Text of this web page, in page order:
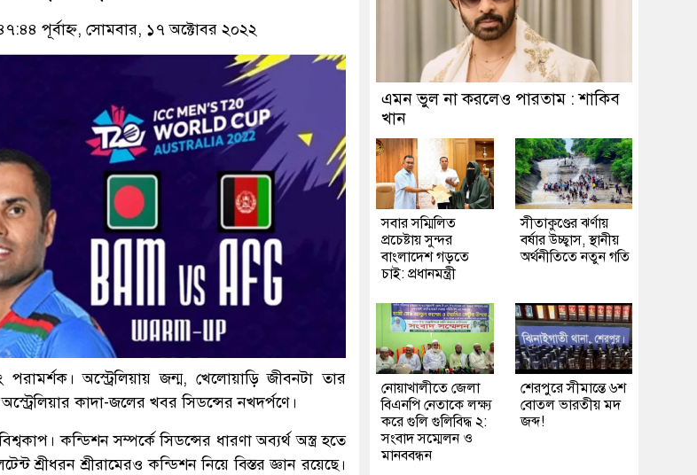
পূর্বাহ্ন, সোমবার, ১৭ অক্টোবর ২০২২
পরামর্শক। অস্ট্রেলিয়ায় জন্ম, খেলোয়াড়ি জীবনটা তার
কাদা-জলের খবর সিডন্সের নখদর্পণে।
কন্ডিশন সম্পর্কে সিডন্সের ধারণা অব্যর্থ অস্ত্র হতে
শ্রীধরন শ্রীরামেরও কন্ডিশন নিয়ে বিস্তর জ্ঞান রয়েছে।
এমন ভুল না করলেও পারতাম : শাকিব
খান
সবার সম্মিলিত
প্রচেষ্টায় সুন্দর
বাংলাদেশ গড়তে
চাই: প্রধানমন্ত্রী
সীতাকুণ্ডের ঝর্ণায়
বর্ষার উচ্ছ্বাস, স্থানীয়
অর্থনীতিতে নতুন গতি
নোয়াখালীতে জেলা
বিএনপি নেতাকে লক্ষ্য
করে গুলি গুলিবিদ্ধ ২:
সংবাদ সম্মেলন ও
মানববন্ধন
শেরপুরে সীমান্তে ৬শ
বোতল ভারতীয় মদ
জব্দ!